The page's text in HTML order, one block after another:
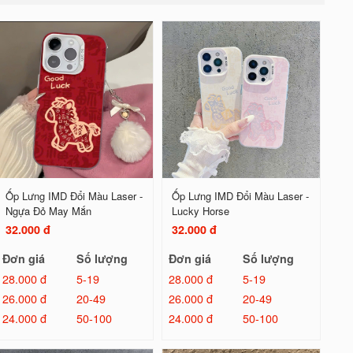
Ốp Lưng IMD Đổi Màu Laser -
Ngựa Đỏ May Mắn
32.000 đ
Đơn giá
Số lượng
28.000 đ
5-19
26.000 đ
20-49
24.000 đ
50-100
Ốp Lưng IMD Đổi Màu Laser -
Lucky Horse
32.000 đ
Đơn giá
Số lượng
28.000 đ
5-19
26.000 đ
20-49
24.000 đ
50-100